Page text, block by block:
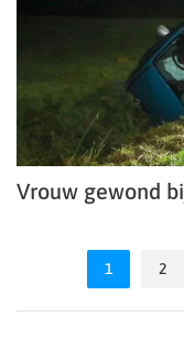
Vrouw gewond
1 2